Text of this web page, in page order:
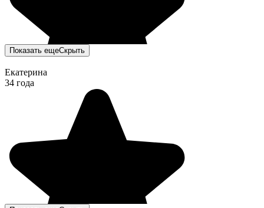
Показать ещеСкрыть
Екатерина
34 года